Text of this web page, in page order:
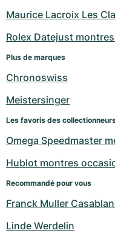
Maurice Lacroix Les
Rolex Datejust
Plus de marques
Chronoswiss
Meistersinger
Les favoris des
Omega Speedmaster
Hublot montres
Recommandé pour vous
Franck Muller
Linde Werdelin